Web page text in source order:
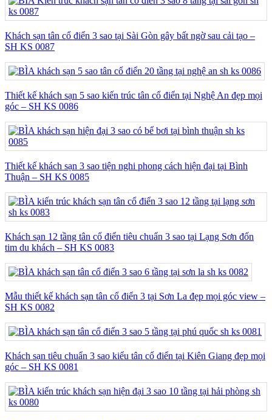
Khách sạn tân cổ điển 3 sao tại Sài Gòn gây bất ngờ sau cải tạo –
SH KS 0087
Thiết kế khách sạn 5 sao kiến trúc tân cổ điển tại Nghệ An đẹp mọi
góc – SH KS 0086
Thiết kế khách sạn 3 sao tiện nghi phong cách hiện đại tại Bình
Thuận – SH KS 0085
Khách sạn 12 tầng tân cổ điển tiêu chuẩn 3 sao tại Lạng Sơn đốn
tim du khách – SH KS 0083
Mẫu thiết kế khách sạn tân cổ điển 3 tại Sơn La đẹp mọi góc view –
SH KS 0082
Khách sạn tiêu chuẩn 3 sao kiểu tân cổ điển tại Kiên Giang đẹp mọi
góc – SH KS 0081